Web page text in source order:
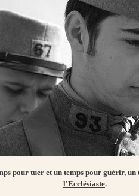
pour tuer et un temps pour guérir,
l'Ecclésiaste.